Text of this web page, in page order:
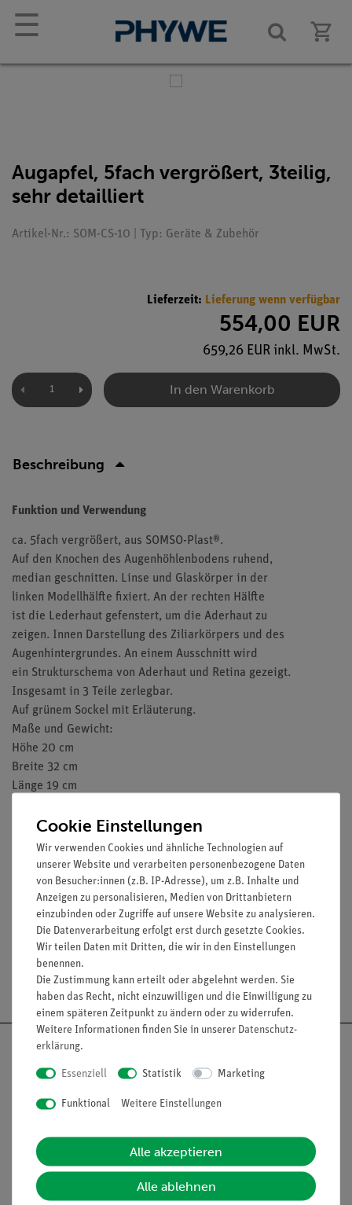
☰
Augapfel, 5fach vergrößert, 3teilig,
sehr detailliert
Artikel-Nr.: SOM-CS-10 | Typ: Geräte & Zubehör
Lieferzeit: Lieferung wenn verfügbar
554,00 EUR
659,26 EUR inkl. MwSt.
In den Warenkorb
Beschreibung
Funktion und Verwendung
ca. 5fach vergrößert, aus SOMSO-Plast®.
Auf den Knochen des Augenhöhlenbodens ruhend,
median geschnitten. Linse und Glaskörper in der
linken Modellhälfte fixiert. An der rechten Hälfte
ist die Lederhaut gefenstert, um die Aderhaut zu
zeigen. Innen Darstellung des Ziliarkörpers und des
Augenhintergrundes. An einem Ausschnitt wird
ein Strukturschema von Aderhaut und Retina gezeigt.
Insgesamt in 3 Teile zerlegbar.
Auf grünem Sockel mit Erläuterung.
Maße und Gewicht:
Höhe 20 cm
Breite 32 cm
Länge 19 cm
Versandkostenfrei ab 300,- €
Nach oben
Informationen Service
Cookie Einstellungen
Wir verwenden Cookies und ähnliche Technologien auf
unserer Website und verarbeiten personenbezogene Daten
von Besucher:innen (z.B. IP-Adresse), um z.B. Inhalte und
Anzeigen zu personalisieren, Medien von Drittanbietern
einzubinden oder Zugriffe auf unsere Website zu analysieren.
Die Datenverarbeitung erfolgt erst durch gesetzte Cookies.
Wir teilen Daten mit Dritten, die wir in den Einstellungen
benennen.
Die Zustimmung kann erteilt oder abgelehnt werden. Sie
haben das Recht, nicht einzuwilligen und die Einwilligung zu
einem späteren Zeitpunkt zu ändern oder zu widerrufen.
Weitere Informationen finden Sie in unserer Daten­schutz­
erklärung.
Essenziell Statistik Marketing
Funktional Weitere Einstellungen
Alle akzeptieren
Alle ablehnen